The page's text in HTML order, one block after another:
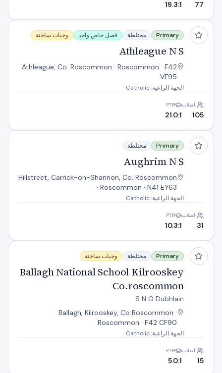
77
19.3:1
Athleague N S
Primary مختلطة فصل خاص واحد وجبات ساخنة
Athleague N S
Athleague, Co. Roscommon · Roscommon · F42
VF95
الجهة الراعية: Catholic
الطلاب
105
PTR
21.0:1
Aughrim N S
Primary مختلطة
Aughrim N S
Hillstreet, Carrick-on-Shannon, Co. Roscommon
· Roscommon · N41 EY63
الجهة الراعية: Catholic
الطلاب
31
PTR
10.3:1
Ballagh National School Kilrooskey Co.roscommon
Primary مختلطة وجبات ساخنة
Ballagh National School Kilrooskey
Co.roscommon
S N O Dubhlain
Ballagh, Kilrooskey, Co Roscommon ·
Roscommon · F42 CF90
الجهة الراعية: Catholic
الطلاب
15
PTR
5.0:1